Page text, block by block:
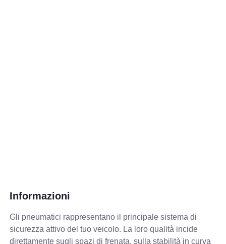
Informazioni
Gli pneumatici rappresentano il principale sistema di
sicurezza attivo del tuo veicolo. La loro qualità incide
direttamente sugli spazi di frenata, sulla stabilità in curva